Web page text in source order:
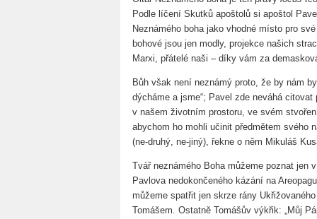
Podle líčení Skutků apoštolů si apoštol
Neznámého boha jako vhodné místo pro
bohové jsou jen modly, projekce našich
Marxi, přátelé naši – díky vám za
Bůh však není neznámý proto, že by nám
dýcháme a jsme“; Pavel zde neváhá
v našem životním prostoru, ve svém
abychom ho mohli učinit předmětem svého
(ne-druhý, ne-jiný), řekne o něm Mikuláš
Tvář neznámého Boha můžeme poznat jen
Pavlova nedokončeného kázání na
můžeme spatřit jen skrze rány
Tomášem. Ostatně Tomášův výkřik: „Můj